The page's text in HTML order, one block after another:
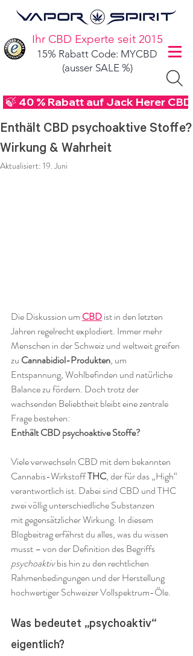
Ihr CBD Experte seit 2015
15% Rabatt Code: MYCBD
(ausser SALE %)
🍃 40 % Rabatt auf Jack Herer
Enthält CBD psychoaktive Stoffe?
Wirkung & Wahrheit
Aktualisiert: 19. Juni
Die Diskussion um CBD ist in den letzten
Jahren regelrecht explodiert. Immer mehr
Menschen in der Schweiz und weltweit greifen
zu Cannabidiol-Produkten, um
Entspannung, Wohlbefinden und natürliche
Balance zu fördern. Doch trotz der
wachsenden Beliebtheit bleibt eine zentrale
Frage bestehen:
Enthält CBD psychoaktive Stoffe?
Viele verwechseln CBD mit dem bekannten
Cannabis-Wirkstoff THC, der für das „High“
verantwortlich ist. Dabei sind CBD und THC
zwei völlig unterschiedliche Substanzen
mit gegensätzlicher Wirkung. In diesem
Blogbeitrag erfährst du alles, was du wissen
musst – von der Definition des Begriffs
psychoaktiv bis hin zu den rechtlichen
Rahmenbedingungen und der Herstellung
hochwertiger Schweizer Vollspektrum-Öle.
Was bedeutet „psychoaktiv“
eigentlich?